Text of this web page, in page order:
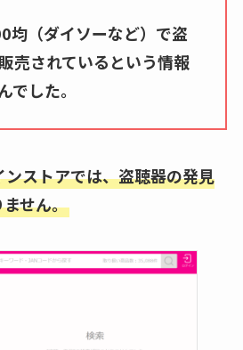
均（ダイソーなど）で盗
売されているという情報
でした。
ンストアでは、盗聴器の発見
せん。